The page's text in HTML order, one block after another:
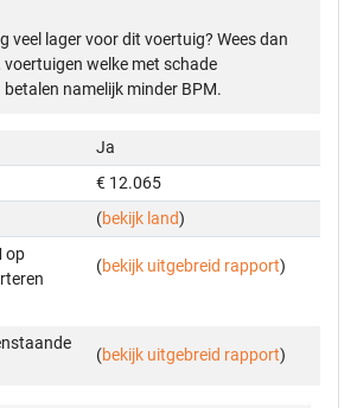
veel lager voor dit voertuig? Wees dan
welke met schade
namelijk minder BPM.
Ja
€ 12.065
(bekijk land)
op
(bekijk uitgebreid rapport)
(bekijk uitgebreid rapport)